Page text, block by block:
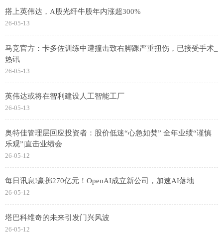
搭上英伟达，A股光纤牛股年内涨超300%
26-05-13
马竞官方：卡多佐训练中遭撞击致右脚踝严重扭伤，已接受手术_
热讯
26-05-13
英伟达或将在智利建设人工智能工厂
26-05-13
奥特佳管理层回应投资者：股价低迷“心急如焚” 全年业绩“谨慎
乐观”|直击业绩会
26-05-12
每日讯息!豪掷270亿元！OpenAI成立新公司，加速AI落地
26-05-12
塔巴科维奇的未来引发门兴风波
26-05-12